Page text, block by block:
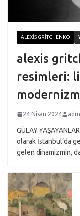
ALEXIS GRITCHENKO
alexis
resimleri:
modernizm
24 Nisan 2024
GÜLAY
olarak İstanbul’da
gelen dinamizmin,